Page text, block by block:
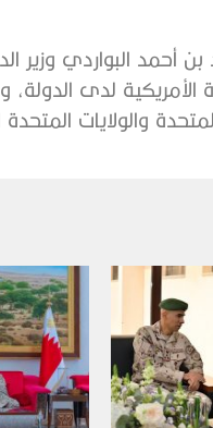
أحمد البواردي وزير
الأمريكية لدى
والولايات